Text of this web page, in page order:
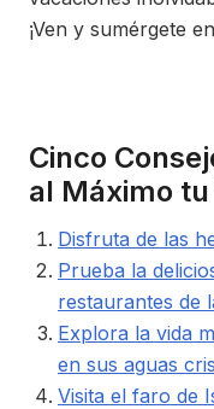
¡Ven y sumérgete
Cinco
al Máximo
Disfruta de las
Prueba la
restaurantes de
Explora la vida
en sus aguas
Visita el faro de